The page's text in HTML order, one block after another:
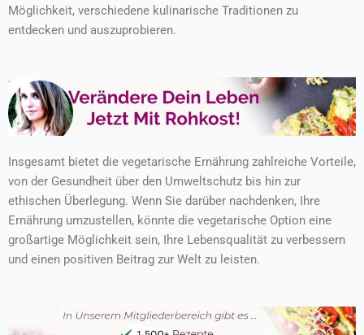
Möglichkeit, verschiedene kulinarische Traditionen zu
entdecken und auszuprobieren.
Insgesamt bietet die vegetarische Ernährung zahlreiche Vorteile,
von der Gesundheit über den Umweltschutz bis hin zur
ethischen Überlegung. Wenn Sie darüber nachdenken, Ihre
Ernährung umzustellen, könnte die vegetarische Option eine
großartige Möglichkeit sein, Ihre Lebensqualität zu verbessern
und einen positiven Beitrag zur Welt zu leisten.